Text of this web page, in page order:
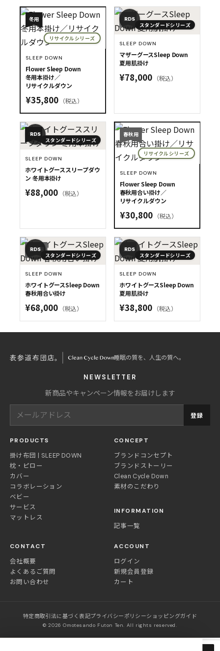
冬用
リサイクルシリーズ
SLEEP DOWN
Flower Sleep Down
冬用本掛け／
リサイクルダウン
¥35,800 （税込）
夏用
スタンダードシリーズ
RDS
SLEEP DOWN
マザーグースSleep Down
夏用肌掛け
¥78,000 （税込）
冬用
スタンダードシリーズ
RDS
SLEEP DOWN
ホワイトグーススリープダウ
ン 冬用本掛け
¥88,000 （税込）
春秋用
リサイクルシリーズ
SLEEP DOWN
Flower Sleep Down
春秋用合い掛け／
リサイクルダウン
¥30,800 （税込）
春秋用
スタンダードシリーズ
RDS
SLEEP DOWN
ホワイトグースSleep Down
春秋用合い掛け
¥68,000 （税込）
夏用
スタンダードシリーズ
RDS
SLEEP DOWN
ホワイトグースSleep Down
夏用肌掛け
¥38,800 （税込）
睡眠の質を、人生の質へ。
NEWSLETTER
新商品やキャンペーン情報をお届けします
登録
PRODUCTS
掛け布団 | SLEEP DOWN
枕・ピロー
カバー
コラボレーション
ベビー
サービス
マットレス
CONCEPT
ブランドコンセプト
ブランドストーリー
Clean Cycle Down
素材のこだわり
INFORMATION
記事一覧
CONTACT
会社概要
よくあるご質問
お問い合わせ
ACCOUNT
ログイン
新規会員登録
カート
特定商取引法に基づく表記プライバシーポリシーショッピングガイド
© 2026 Omotesando Futon Ten. All rights reserved.